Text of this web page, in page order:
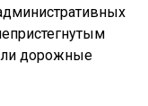
дорожные